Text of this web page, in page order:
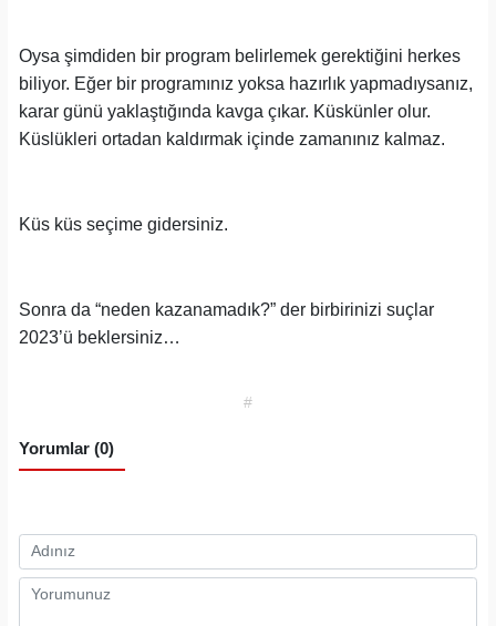
Oysa şimdiden bir program belirlemek gerektiğini herkes
biliyor. Eğer bir programınız yoksa hazırlık yapmadıysanız,
karar günü yaklaştığında kavga çıkar. Küskünler olur.
Küslükleri ortadan kaldırmak içinde zamanınız kalmaz.
Küs küs seçime gidersiniz.
Sonra da “neden kazanamadık?” der birbirinizi suçlar
2023’ü beklersiniz…
#
Yorumlar (0)